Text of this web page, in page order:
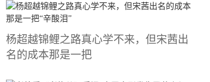
杨超越锦鲤之路真心学不来，但宋茜出
名的成本那是一把